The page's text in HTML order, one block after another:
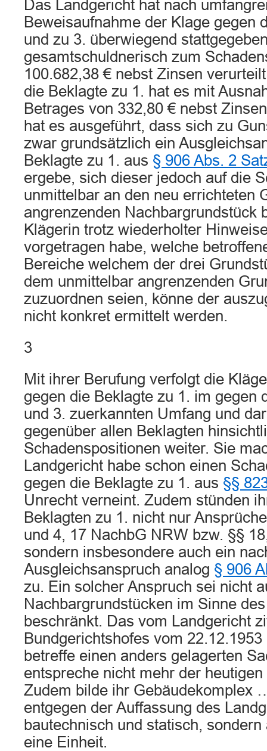
Das Landgericht hat nach
Beweisaufnahme der Klage gegen
und zu 3. überwiegend
gesamtschuldnerisch zum
100.682,38 € nebst Zinsen
die Beklagte zu 1. hat es mit
Betrages von 332,80 € nebst
hat es ausgeführt, dass sich zu
zwar grundsätzlich ein
Beklagte zu 1. aus § 906 Abs. 2
ergebe, sich dieser jedoch auf die
unmittelbar an den neu errichteten
angrenzenden Nachbargrundstück
Klägerin trotz wiederholter
vorgetragen habe, welche
Bereiche welchem der drei
dem unmittelbar angrenzenden
zuzuordnen seien, könne der
nicht konkret ermittelt werden.
3
Mit ihrer Berufung verfolgt die
gegen die Beklagte zu 1. im gegen
und 3. zuerkannten Umfang und
gegenüber allen Beklagten
Schadenspositionen weiter. Sie
Landgericht habe schon einen
gegen die Beklagte zu 1. aus §§
Unrecht verneint. Zudem stünden
Beklagten zu 1. nicht nur
und 4, 17 NachbG NRW bzw. §§
sondern insbesondere auch ein
Ausgleichsanspruch analog § 906
zu. Ein solcher Anspruch sei nicht
Nachbargrundstücken im Sinne
beschränkt. Das vom Landgericht
Bundgerichtshofes vom 22.12.1953
betreffe einen anders gelagerten
entspreche nicht mehr der
Zudem bilde ihr
entgegen der Auffassung des
bautechnisch und statisch,
eine Einheit.